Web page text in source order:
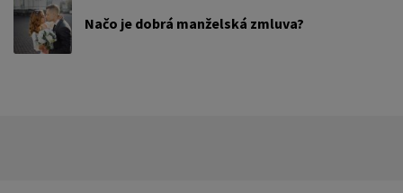
Načo je dobrá manželská zmluva?